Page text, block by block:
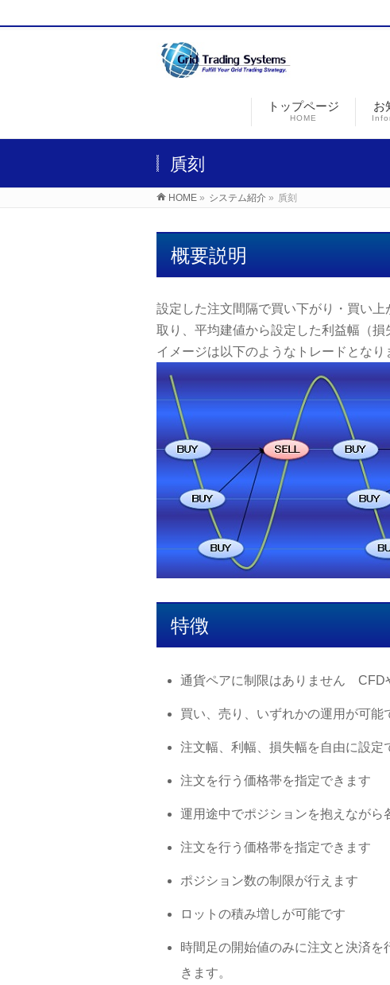
トップページ
HOME
お
貭刻
HOME » システム紹介 » 貭刻
概要説明
設定した注文間隔で買い下がり・買い
取り、平均建値から設定した利益幅（損
イメージは以下のようなトレードとなり
特徴
通貨ペアに制限はありません CFD
買い、売り、いずれかの運用が可能
注文幅、利幅、損失幅を自由に設定
注文を行う価格帯を指定できます
運用途中でポジションを抱えながら
注文を行う価格帯を指定できます
ポジション数の制限が行えます
ロットの積み増しが可能です
時間足の開始値のみに注文と決済
きます。